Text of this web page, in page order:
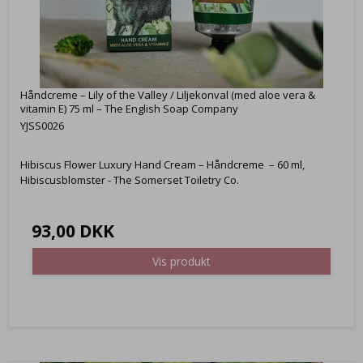
Håndcreme – Lily of the Valley / Liljekonval (med aloe vera &
vitamin E) 75 ml – The English Soap Company
YJSS0026
Hibiscus Flower Luxury Hand Cream – Håndcreme – 60 ml,
Hibiscusblomster - The Somerset Toiletry Co.
93,00 DKK
Vis produkt